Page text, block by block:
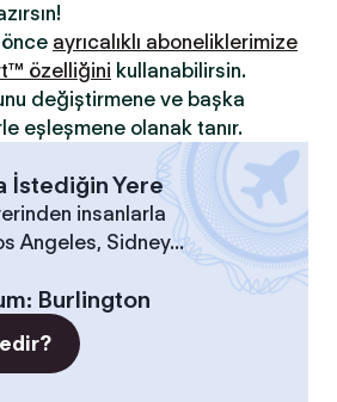
ayrıcalıklı aboneliklerimize
özelliğini kullanabilirsin.
değiştirmene ve başka
eşleşmene olanak tanır.
İstediğin Yere
insanlarla
Angeles, Sidney...
: Burlington